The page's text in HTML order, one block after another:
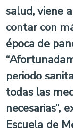
salud, viene
contar con
época de
periodo
todas las
necesarias”,
Escuela de